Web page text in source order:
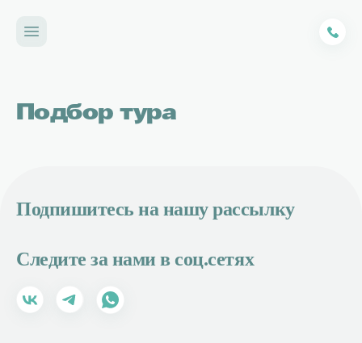
Подбор тура
Подпишитесь на нашу рассылку
Следите за нами в соц.сетях